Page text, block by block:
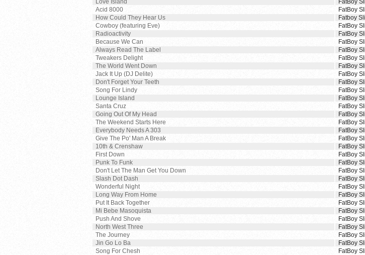
Love Island
FatBoy
Acid 8000
FatBoy
How Could They Hear Us
Fatboy
Cowboy (featuring Eve)
FatBoy
Radioactivity
FatBoy
Because We Can
FatBoy
Always Read The Label
FatBoy
Tweakers Delight
FatBoy
The World Went Down
FatBoy
Jack It Up (DJ Delite)
FatBoy
Don't Forget Your Teeth
FatBoy
Song For Lindy
FatBoy
Lounge Island
FatBoy
Santa Cruz
FatBoy
Going Out Of My Head
FatBoy
The Weekend Starts Here
FatBoy
Everybody Needs A 303
FatBoy
Give The Po' Man A Break
FatBoy
10th & Crenshaw
FatBoy
First Down
FatBoy
Punk To Funk
FatBoy
Don't Let The Man Get You Down
FatBoy
Slash Dot Dash
FatBoy
Wonderful Night
FatBoy
Long Way From Home
FatBoy
Put It Back Together
FatBoy
Mi Bebe Masoquista
FatBoy
Push And Shove
FatBoy
North West Three
FatBoy
The Journey
FatBoy
Jin Go Lo Ba
FatBoy
Song For Chesh
FatBoy